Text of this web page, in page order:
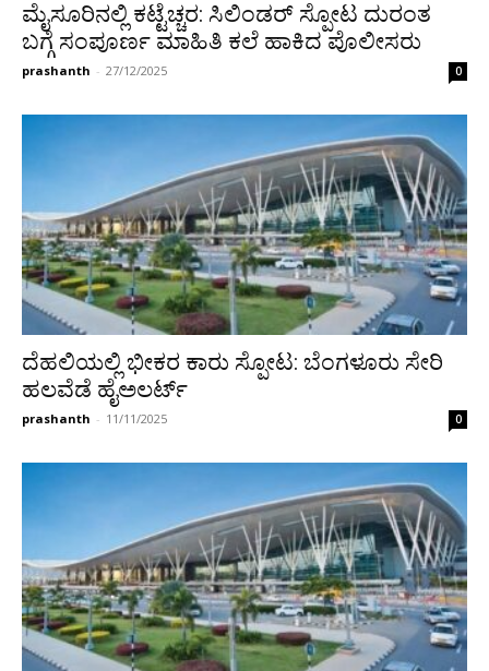
ಮೈಸೂರಿನಲ್ಲಿ ಕಟ್ಟೆಚ್ಚರ: ಸಿಲಿಂಡರ್ ಸ್ಪೋಟ ದುರಂತ
ಬಗ್ಗೆ ಸಂಪೂರ್ಣ ಮಾಹಿತಿ ಕಲೆ ಹಾಕಿದ ಪೊಲೀಸರು
prashanth - 27/12/2025 0
ದೆಹಲಿಯಲ್ಲಿ ಭೀಕರ ಕಾರು ಸ್ಪೋಟ: ಬೆಂಗಳೂರು ಸೇರಿ
ಹಲವೆಡೆ ಹೈಅಲರ್ಟ್
prashanth - 11/11/2025 0